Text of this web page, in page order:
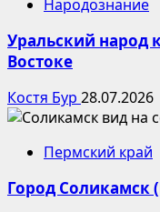
Народознание
Уральский народ
Востоке
Костя Бур 28.07.2026
Пермский край
Город Соликамск